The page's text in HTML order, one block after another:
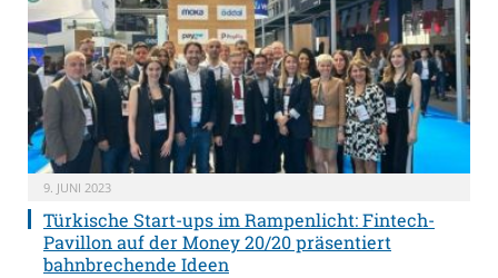
9. JUNI 2023
Türkische Start-ups im Rampenlicht: Fintech-
Pavillon auf der Money 20/20 präsentiert
bahnbrechende Ideen